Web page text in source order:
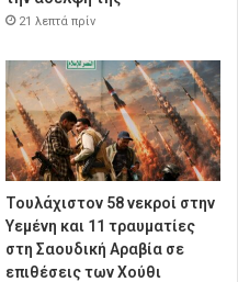
21 λεπτά πρίν
Τουλάχιστον 58 νεκροί στην
Υεμένη και 11 τραυματίες
στη Σαουδική Αραβία σε
επιθέσεις των Χούθι